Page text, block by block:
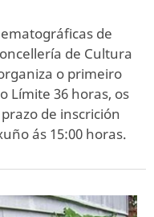
de
de Cultura
o primeiro
Límite 36 horas, os
de inscrición
ás 15:00 horas.